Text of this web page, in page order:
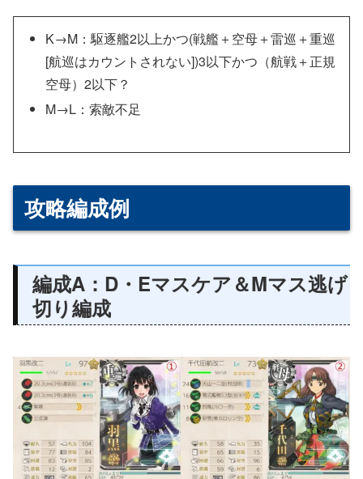
K→M：駆逐艦2以上かつ(戦艦＋空母＋雷巡＋重巡
[航巡はカウントされない])3以下かつ（航戦＋正規
空母）2以下？
M→L：索敵不足
攻略編成例
編成A：D・Eマスケア＆Mマス逃げ
切り編成